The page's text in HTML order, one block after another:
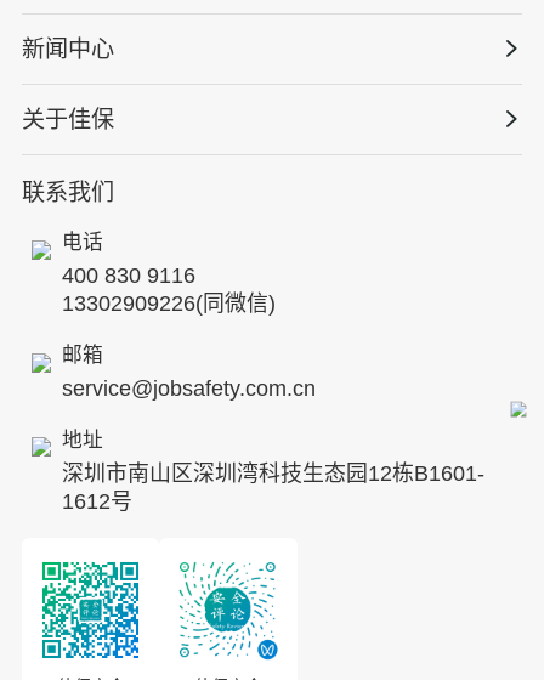
联系我们
电话
400 830 9116
13302909226(同微信)
邮箱
service@jobsafety.com.cn
地址
深圳市南山区深圳湾科技生态园12栋B1601-
1612号
巡查监督审计
HSE专家服务
能源电力
仓储物流
水利水务
核电工程与运营
其他案例
行业定制课程
资质与专业技能版权课
国际证书课程
高薪岗位
HSE 专家服务
人力资源服务
新闻中心
公司新闻
蛇口安全论坛
关于佳保
公司简介
企业文化
专家团队
发展历程
招贤纳士
ESG
8S安全服务联盟
投资者关系